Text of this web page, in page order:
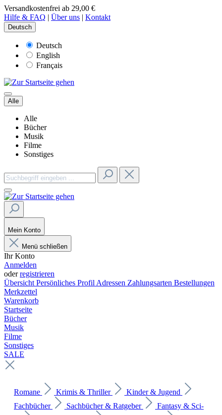
Versandkostenfrei ab 29,00 €
Hilfe & FAQ | Über uns | Kontakt
Deutsch
Deutsch
English
Français
Alle
Alle
Bücher
Musik
Filme
Sonstiges
Mein Konto
Menü schließen
Ihr Konto
Anmelden
oderregistrieren
Übersicht Persönliches Profil Adressen Zahlungsarten Bestellungen
Merkzettel
Warenkorb
Startseite
Bücher
Musik
Filme
Sonstiges
SALE
Romane Krimis & Thriller
Kinder & Jugend
Fachbücher
Sachbücher & Ratgeber
Fantasy & Sci-